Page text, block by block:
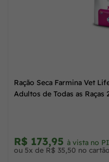
Ração Seca Farmina Vet
Adultos de Todas as Raças
R$ 173,95 à vista no
ou 5x de R$ 35,50 no cartão